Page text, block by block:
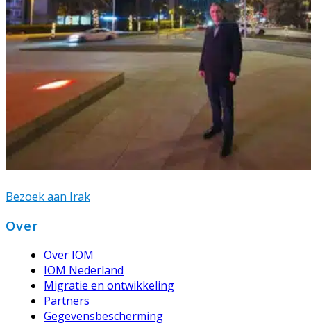
Bezoek aan Irak
Footer
Over
Over IOM
IOM Nederland
Migratie en ontwikkeling
Partners
Gegevensbescherming